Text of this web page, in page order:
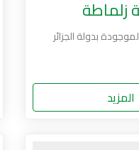
زلماطة
بدولة الجزائر
المزيد